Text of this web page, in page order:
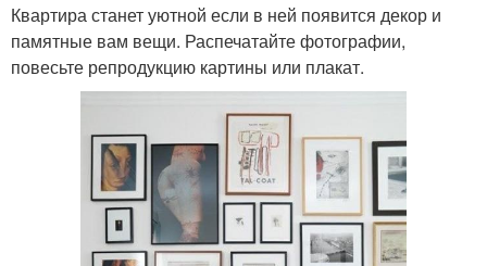
Квартира станет уютной если в ней появится декор и
памятные вам вещи. Распечатайте фотографии,
повесьте репродукцию картины или плакат.